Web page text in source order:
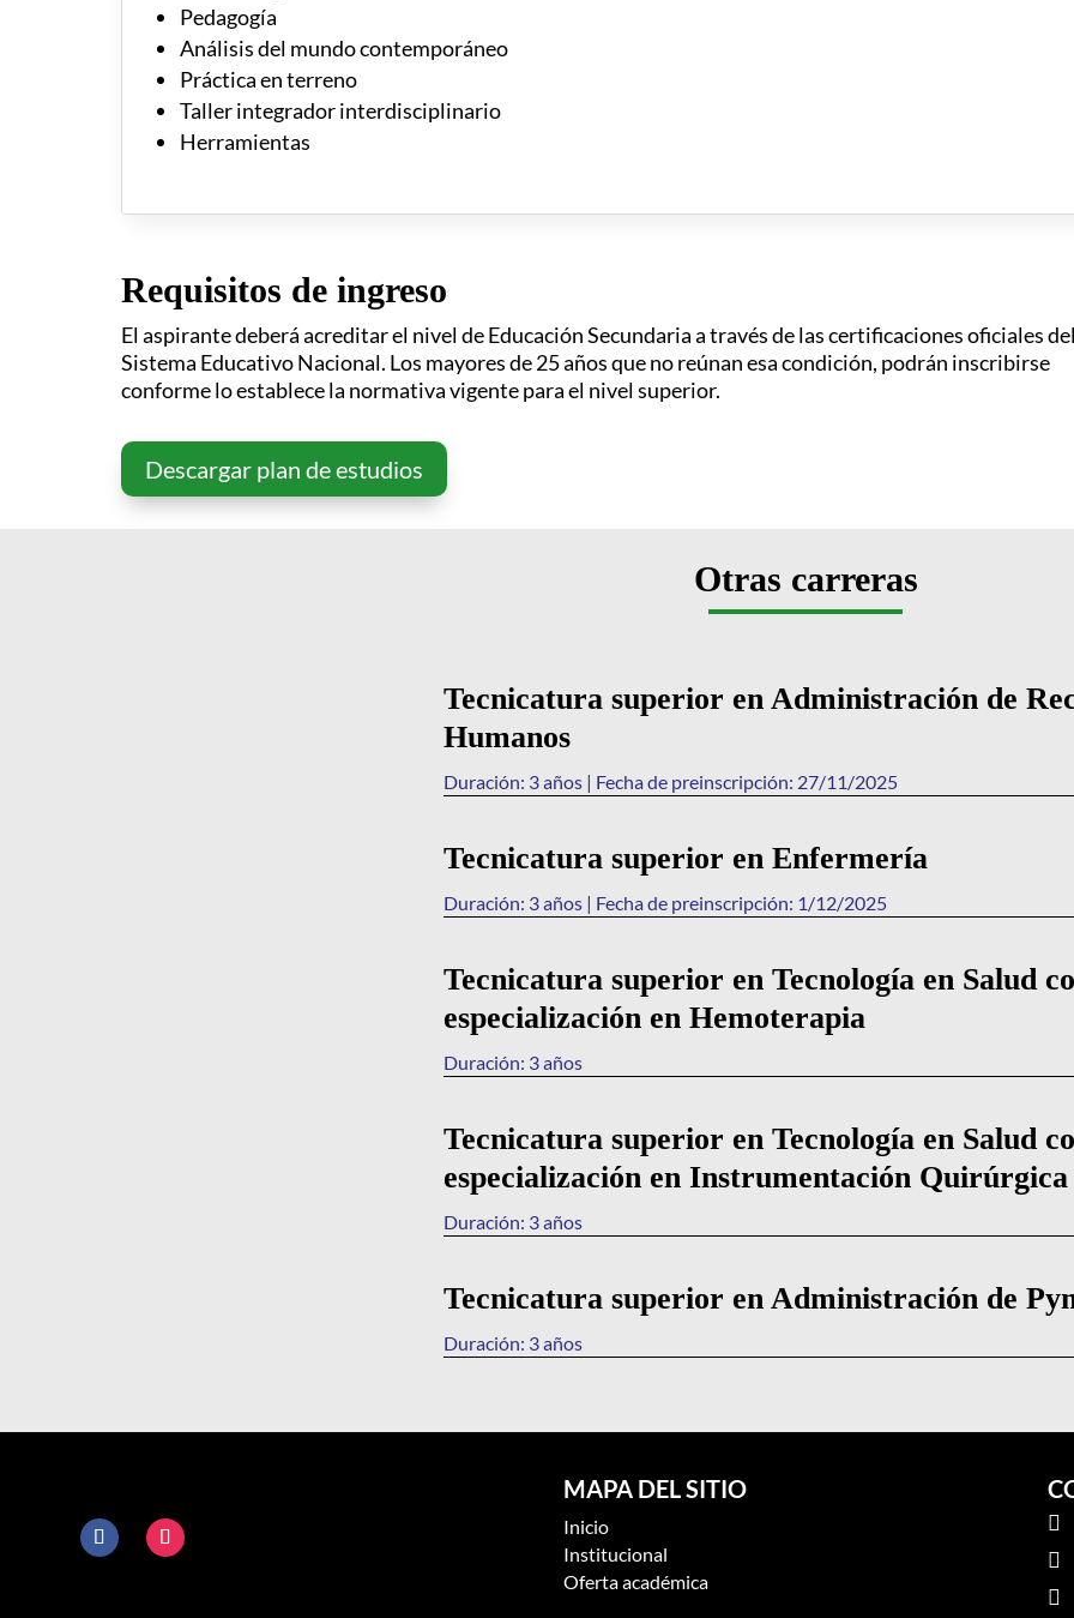
Pedagogía
Análisis del mundo contemporáneo
Práctica en terreno
Taller integrador interdisciplinario
Herramientas
Requisitos de ingreso
El aspirante deberá acreditar el nivel de Educación Secundaria a través de las certificaciones oficiales
Sistema Educativo Nacional. Los mayores de 25 años que no reúnan esa condición, podrán inscribirse
conforme lo establece la normativa vigente para el nivel superior.
Descargar plan de estudios
Otras carreras
Tecnicatura superior en Administración de
Humanos
Duración: 3 años | Fecha de preinscripción: 27/11/2025
Tecnicatura superior en Enfermería
Duración: 3 años | Fecha de preinscripción: 1/12/2025
Tecnicatura superior en Tecnología en Salud
especialización en Hemoterapia
Duración: 3 años
Tecnicatura superior en Tecnología en Salud
especialización en Instrumentación Quirúrgica
Duración: 3 años
Tecnicatura superior en Administración de
Duración: 3 años
MAPA DEL SITIO
Inicio
Institucional
Oferta académica


